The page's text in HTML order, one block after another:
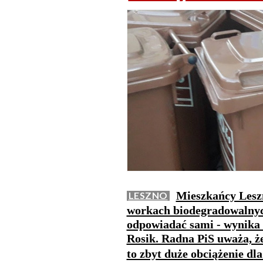
LESZNO
Mieszkańcy
workach
odpowiadać sami -
Rosik. Radna PiS uważa,
to zbyt duże obciążenie